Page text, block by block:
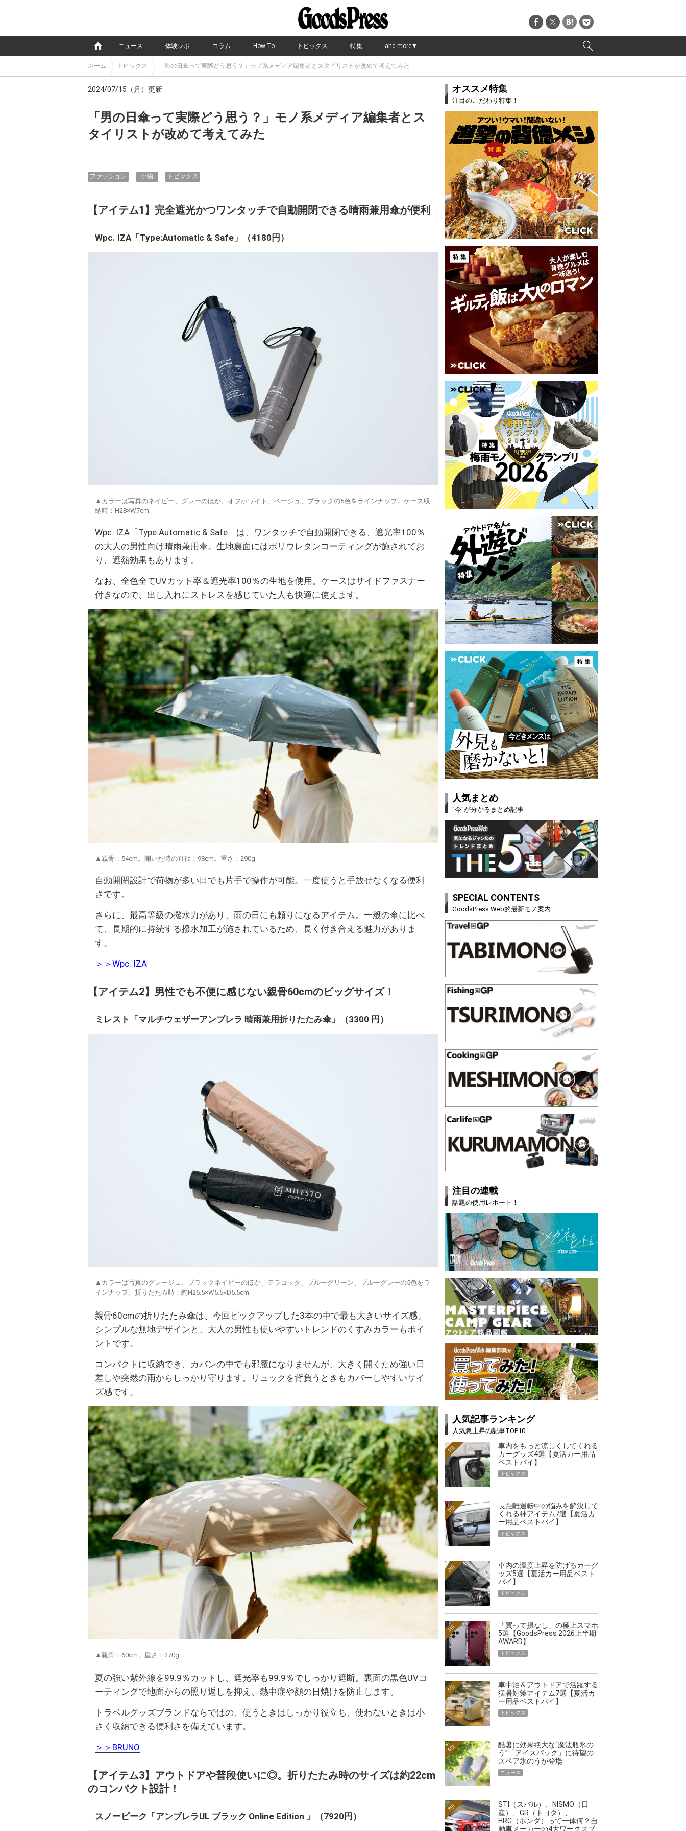
ニュース 体験レポ コラム How To トピックス 特集 and more▼
ホーム トピックス 「男の日傘って実際どう思う？」モノ系メディア編集者とスタイリストが改めて考えてみた
2024/07/15（月）更新
「男の日傘って実際どう思う？」モノ系メディア編集者とス
タイリストが改めて考えてみた
ファッション 小物 トピックス
【アイテム1】完全遮光かつワンタッチで自動開閉できる晴雨兼用傘が便利
Wpc. IZA「Type:Automatic & Safe」（4180円）
▲カラーは写真のネイビー、グレーのほか、オフホワイト、ベージュ、ブラックの5色をラインナップ。ケース収
納時：H28×W7cm
Wpc. IZA「Type:Automatic & Safe」は、ワンタッチで自動開閉できる、遮光率100％
の大人の男性向け晴雨兼用傘。生地裏面にはポリウレタンコーティングが施されてお
り、遮熱効果もあります。
なお、全色全てUVカット率＆遮光率100％の生地を使用。ケースはサイドファスナー
付きなので、出し入れにストレスを感じていた人も快適に使えます。
▲親骨：54cm。開いた時の直径：98cm。重さ：290g
自動開閉設計で荷物が多い日でも片手で操作が可能。一度使うと手放せなくなる便利
さです。
さらに、最高等級の撥水力があり、雨の日にも頼りになるアイテム。一般の傘に比べ
て、長期的に持続する撥水加工が施されているため、長く付き合える魅力がありま
す。
＞＞Wpc. IZA
【アイテム2】男性でも不便に感じない親骨60cmのビッグサイズ！
ミレスト「マルチウェザーアンブレラ 晴雨兼用折りたたみ傘」（3300 円）
▲カラーは写真のグレージュ、ブラックネイビーのほか、テラコッタ、ブルーグリーン、ブルーグレーの5色をラ
インナップ。折りたたみ時：約H26.5×W5.5×D5.5cm
親骨60cmの折りたたみ傘は、今回ピックアップした3本の中で最も大きいサイズ感。
シンプルな無地デザインと、大人の男性も使いやすいトレンドのくすみカラーもポイ
ントです。
コンパクトに収納でき、カバンの中でも邪魔になりませんが、大きく開くため強い日
差しや突然の雨からしっかり守ります。リュックを背負うときもカバーしやすいサイ
ズ感です。
▲親骨：60cm、重さ：270g
夏の強い紫外線を99.9％カットし、遮光率も99.9％でしっかり遮断。裏面の黒色UVコ
ーティングで地面からの照り返しを抑え、熱中症や顔の日焼けを防止します。
トラベルグッズブランドならではの、使うときはしっかり役立ち、使わないときは小
さく収納できる便利さを備えています。
＞＞BRUNO
【アイテム3】アウトドアや普段使いに◎。折りたたみ時のサイズは約22cm
のコンパクト設計！
スノーピーク「アンブレラUL ブラック Online Edition 」（7920円）
オススメ特集
注目のこだわり特集！
人気まとめ
"今"が分かるまとめ記事
SPECIAL CONTENTS
GoodsPress Web的最新モノ案内
注目の連載
話題の使用レポート！
人気記事ランキング
人気急上昇の記事TOP10
車内をもっと涼しくしてくれる
カーグッズ4選【夏活カー用品
ベストバイ】
1位
トピックス
長距離運転中の悩みを解決して
くれる神アイテム7選【夏活カ
ー用品ベストバイ】
2位
トピックス
車内の温度上昇を防げるカーグ
ッズ5選【夏活カー用品ベスト
バイ】
3位
トピックス
「買って損なし」の極上スマホ
5選【GoodsPress 2026上半期
AWARD】
4位
トピックス
車中泊＆アウトドアで活躍する
猛暑対策アイテム7選【夏活カ
ー用品ベストバイ】
5位
トピックス
酷暑に効果絶大な“魔法瓶氷の
う”「アイスパック」に待望の
スペア氷のうが登場
6位
ニュース
STI（スバル）、NISMO（日
産）、GR（トヨタ）、
HRC（ホンダ）って一体何？自
動車メーカーの4大ワークスブ
7位